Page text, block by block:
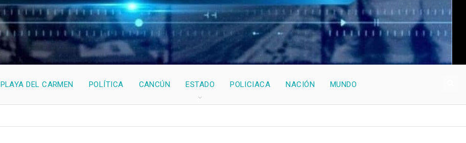
PLAYA DEL CARMEN POLÍTICA CANCÚN ESTADO POLICIACA NACIÓN MUNDO